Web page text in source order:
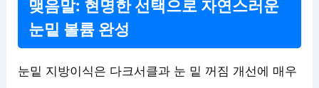
맺음말: 현명한 선택으로 자연스러운
눈밑 볼륨 완성
눈밑 지방이식은 다크서클과 눈 밑 꺼짐 개선에 매우